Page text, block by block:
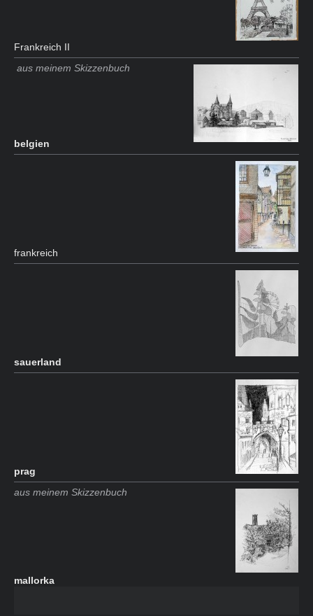
Frankreich II
aus meinem Skizzenbuch
belgien
frankreich
sauerland
prag
aus meinem Skizzenbuch
mallorka